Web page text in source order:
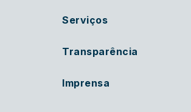
Serviços
Transparência
Imprensa